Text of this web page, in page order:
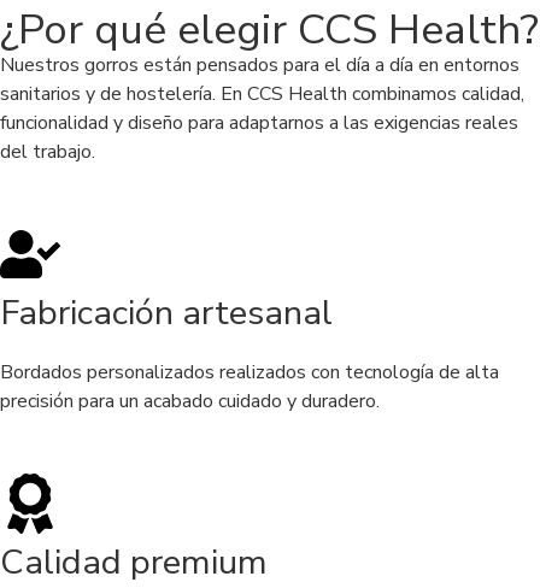
¿Por qué elegir CCS Health?
Nuestros gorros están pensados para el día a día en entornos
sanitarios y de hostelería. En CCS Health combinamos calidad,
funcionalidad y diseño para adaptarnos a las exigencias reales
del trabajo.
Fabricación artesanal
Bordados personalizados realizados con tecnología de alta
precisión para un acabado cuidado y duradero.
Calidad premium